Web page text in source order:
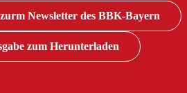
Newsletter des BBK-Bayern
zum Herunterladen